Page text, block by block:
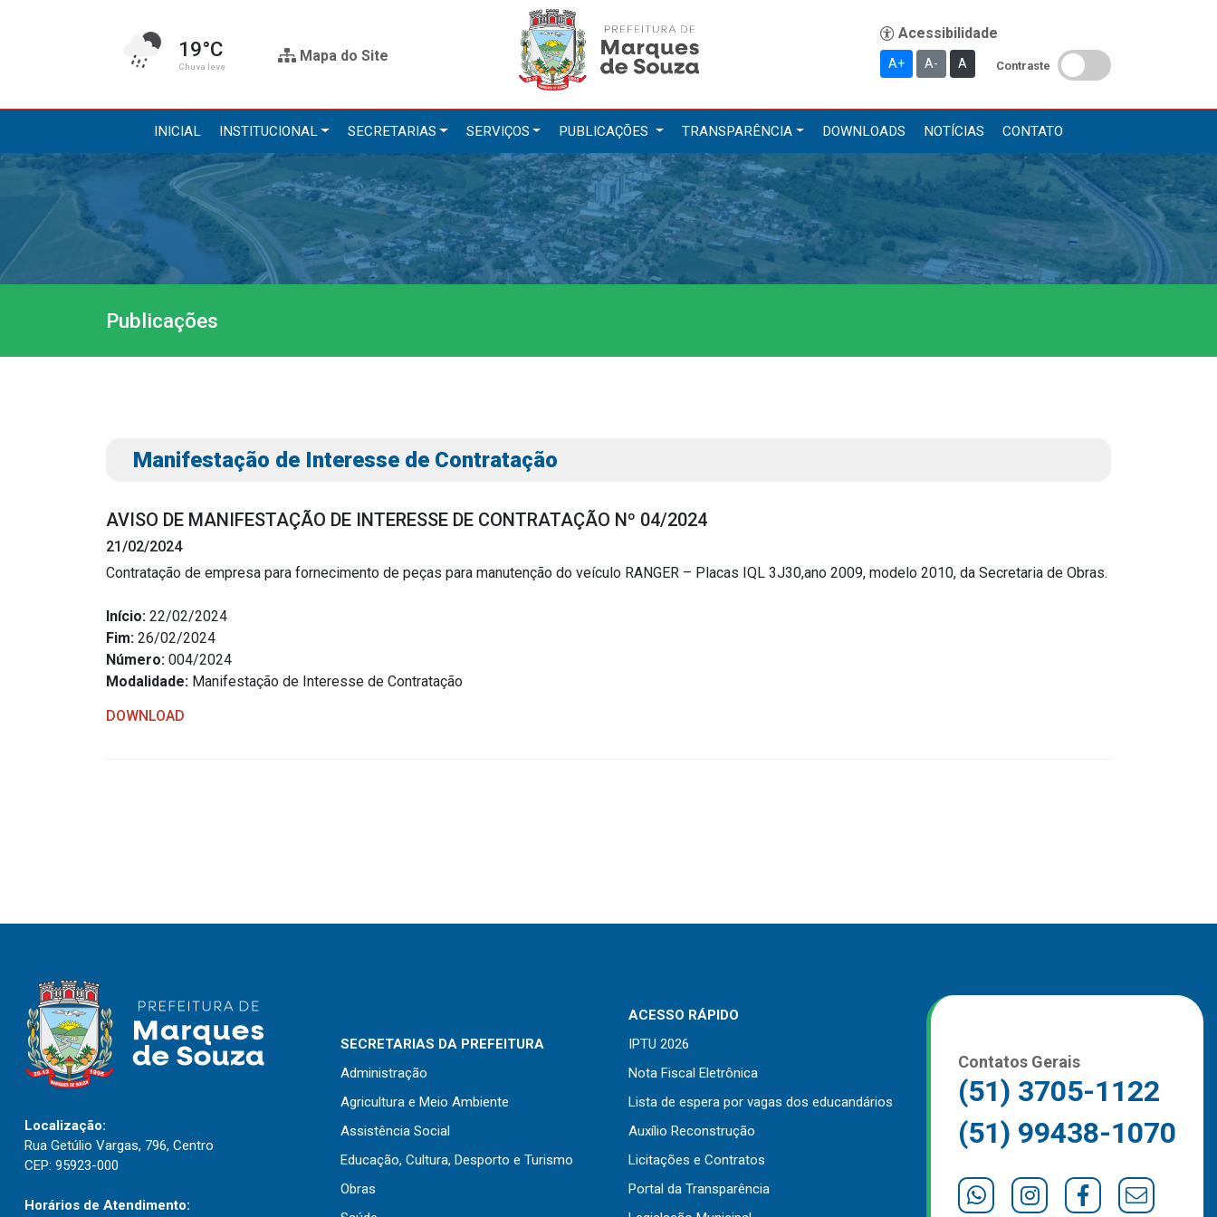
19°C
Chuva leve
Mapa do Site A+ A- A Contraste
INICIAL INSTITUCIONAL SECRETARIAS SERVIÇOS PUBLICAÇÕES TRANSPARÊNCIA DOWNLOADS NOTÍCIAS CONTATO
Institucional
A Prefeitura
Gabinete do Prefeito
História do Município
Secretarias
Administração
Agricultura e Meio Ambiente
Serviços
IPTU 2026
Nota Fiscal Eletrônica
Publicações
Diário Oficial (Novo)
Diário Oficial (Até 30/04)
Transparência
Portal da Transparência
Radar da Transparência
Notícias
Publicações
Manifestação de Interesse de Contratação
AVISO DE MANIFESTAÇÃO DE INTERESSE DE CONTRATAÇÃO Nº 04/2024
21/02/2024
Contratação de empresa para fornecimento de peças para manutenção do veículo RANGER – Placas IQL 3J30,ano 2009, modelo 2010, da Secretaria de Obras.
Início: 22/02/2024
Fim: 26/02/2024
Número: 004/2024
Modalidade: Manifestação de Interesse de Contratação
DOWNLOAD
Localização:
Rua Getúlio Vargas, 796, Centro
CEP: 95923-000
Horários de Atendimento:
SECRETARIAS DA PREFEITURA
Administração
Agricultura e Meio Ambiente
Assistência Social
Educação, Cultura, Desporto e Turismo
Obras
ACESSO RÁPIDO
IPTU 2026
Nota Fiscal Eletrônica
Lista de espera por vagas dos educandários
Auxílio Reconstrução
Licitações e Contratos
Portal da Transparência
Contatos Gerais
(51) 3705-1122
(51) 99438-1070